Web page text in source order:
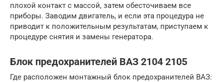
плохой контакт с массой, затем обесточиваем все
приборы. Заводим двигатель, и если эта процедура не
приводит к положительным результатам, приступаем к
процедуре снятия и замены генератора.
Блок предохранителей ВАЗ 2104 2105
Где расположен монтажный блок предохранителей ВАЗ: